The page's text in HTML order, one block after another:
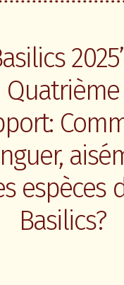
Quatrième
espèces
Basilics?